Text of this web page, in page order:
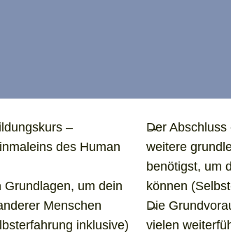
–
des Human
um dein
Menschen
inklusive)
Der
weitere
benötigst, um
können
Die
vielen